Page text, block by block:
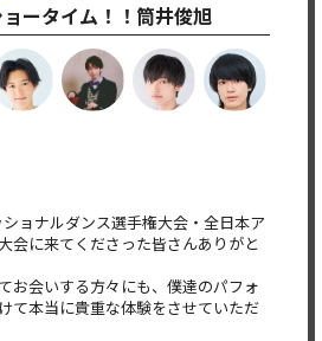
ータイム！！筒井俊旭
ョナルダンス選手権大会・全日本ア
会に来てくださった皆さんありがと
お会いする方々にも、僕達のパフォ
て本当に貴重な体験をさせていただ